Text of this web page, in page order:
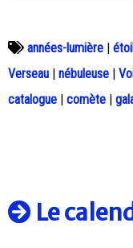
années-lumière |
Verseau | nébuleuse |
catalogue | comète |
Le